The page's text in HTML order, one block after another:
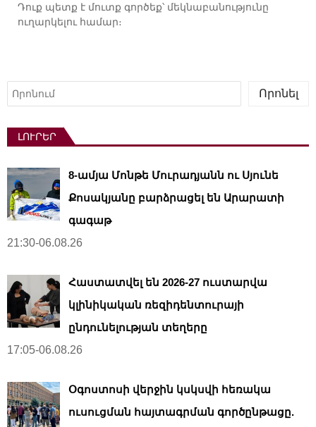
Դուք պետք է մուտք գործեք՝ մեկնաբանությունը
ուղարկելու համար։
Որոնել
Որոնել
ԼՈՒՐԵՐ
8-ամյա Մոնթե Մուրադյանն ու Սյունե
Քոսակյանը բարձրացել են Արարատի
գագաթ
21:30-06.08.26
Հաստատվել են 2026-27 ուստարվա
կլինիկական ռեզիդենտուրայի
ընդունելության տեղերը
17:05-06.08.26
Օգոստոսի վերջին կսկսվի հեռակա
ուսուցման հայտագրման գործընթացը.